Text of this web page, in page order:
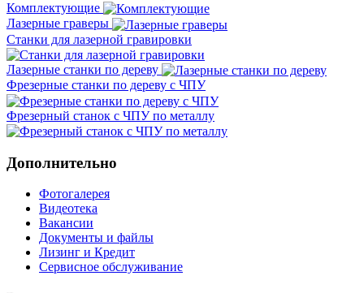
Комплектующие
Лазерные граверы
Станки для лазерной гравировки
Лазерные станки по дереву
Фрезерные станки по дереву с ЧПУ
Фрезерный станок с ЧПУ по металлу
Дополнительно
Фотогалерея
Видеотека
Вакансии
Документы и файлы
Лизинг и Кредит
Сервисное обслуживание